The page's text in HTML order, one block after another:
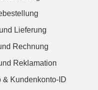
Lieferung
Rechnung
Reklamation
& Kundenkonto-ID